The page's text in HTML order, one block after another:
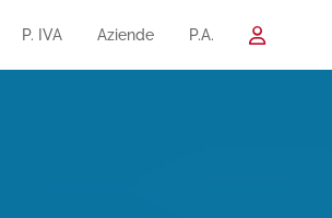
P. IVA Aziende P.A.